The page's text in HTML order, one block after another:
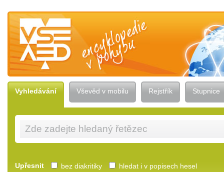
Vševěd — encyklopedie v pohybu
Vyhledávání Vševěd v mobilu Rejstřík Stupnice
Upřesnit bez diakritiky hledat i v popisech hesel